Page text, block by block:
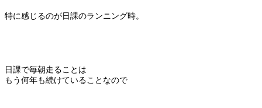
特に感じるのが日課のランニング時。
日課で毎朝走ることは
もう何年も続けていることなので